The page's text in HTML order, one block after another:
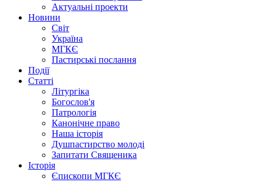
Актуальні проекти
Новини
Світ
Україна
МГКЄ
Пастирські послання
Події
Статті
Літургіка
Богослов'я
Патрологія
Канонічне право
Наша історія
Душпастирство молоді
Запитати Священика
Історія
Єпископи МГКЄ